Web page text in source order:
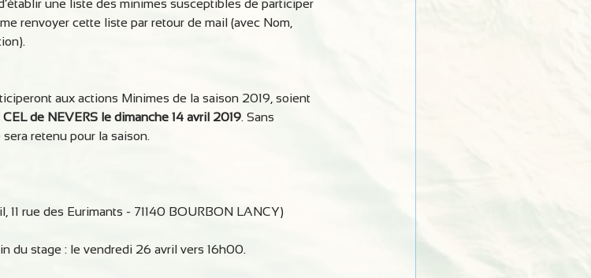
une liste des minimes susceptibles de participer
renvoyer cette liste par retour de mail (avec Nom,
aux actions Minimes de la saison 2019, soient
de NEVERS le dimanche 14 avril 2019. Sans
retenu pour la saison.
rue des Eurimants - 71140 BOURBON LANCY)
du stage : le vendredi 26 avril vers 16h00.